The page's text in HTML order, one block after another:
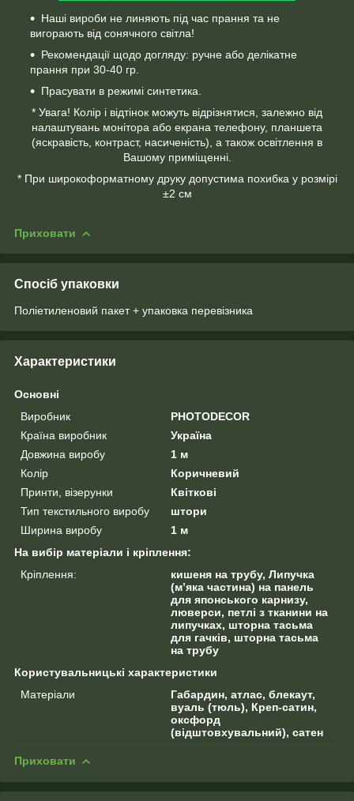
Наші вироби не линяють під час прання та не
вигорають від сонячного світла!
Рекомендації щодо догляду: ручне або делікатне
прання при 30-40 гр.
Прасувати в режимі синтетика.
* Увага! Колір і відтінок можуть відрізнятися, залежно від
налаштувань монітора або екрана телефону, планшета
(яскравість, контраст, насиченість), а також освітлення в
Вашому приміщенні.
* При широкоформатному друку допустима похибка у розмірі
±2 см
Приховати
Спосіб упаковки
Поліетиленовий пакет + упаковка перевізника
Характеристики
Основні
Виробник
PHOTODECOR
Країна виробник
Україна
Довжина виробу
1 м
Колір
Коричневий
Принти, візерунки
Квіткові
Тип текстильного виробу
штори
Ширина виробу
1 м
На вибір матеріали і кріплення:
Кріплення:
кишеня на трубу, Липучка
(м’яка частина) на панель
для японського карнизу,
люверси, петлі з тканини на
липучках, шторна тасьма
для гачків, шторна тасьма
на трубу
Користувальницькі характеристики
Матеріали
Габардин, атлас, блекаут,
вуаль (тюль), Креп-сатин,
оксфорд
(відштовхувальний), сатен
Приховати